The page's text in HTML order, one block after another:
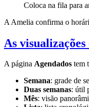
Coloca na fila para
A Amelia confirma o
As
A página Agendados tem
Semana: grade de
Duas semanas: útil
Mês: visão